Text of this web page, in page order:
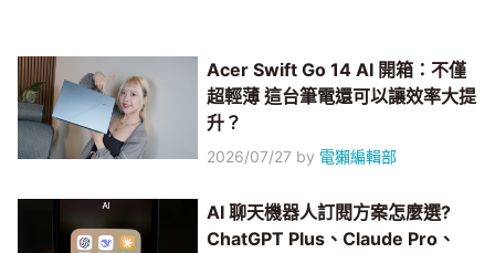
Acer Swift Go 14 AI 開箱：不僅
超輕薄 這台筆電還可以讓效率大提
升？
2026/07/27 by 電獺編輯部
AI 聊天機器人訂閱方案怎麼選?
ChatGPT Plus、Claude Pro、